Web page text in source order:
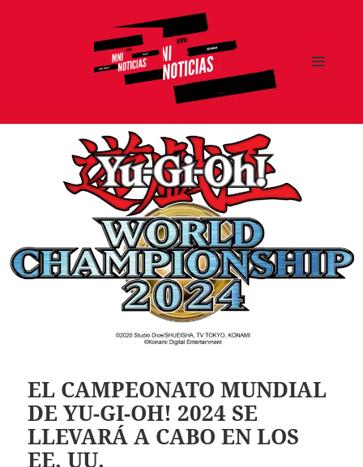
EL CAMPEONATO MUNDIAL
DE YU-GI-OH! 2024 SE
LLEVARÁ A CABO EN LOS
EE. UU.